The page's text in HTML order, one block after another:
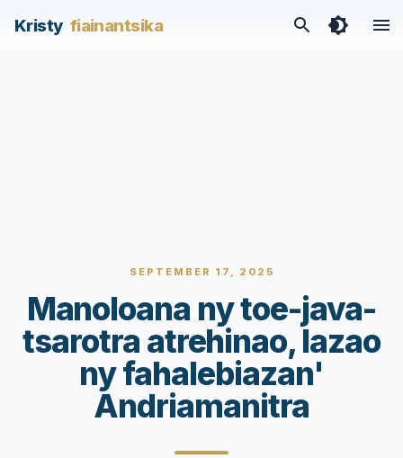
Kristy fiainantsika
SEPTEMBER 17, 2025
Manoloana ny toe-java-
tsarotra atrehinao, lazao
ny fahalebiazan'
Andriamanitra